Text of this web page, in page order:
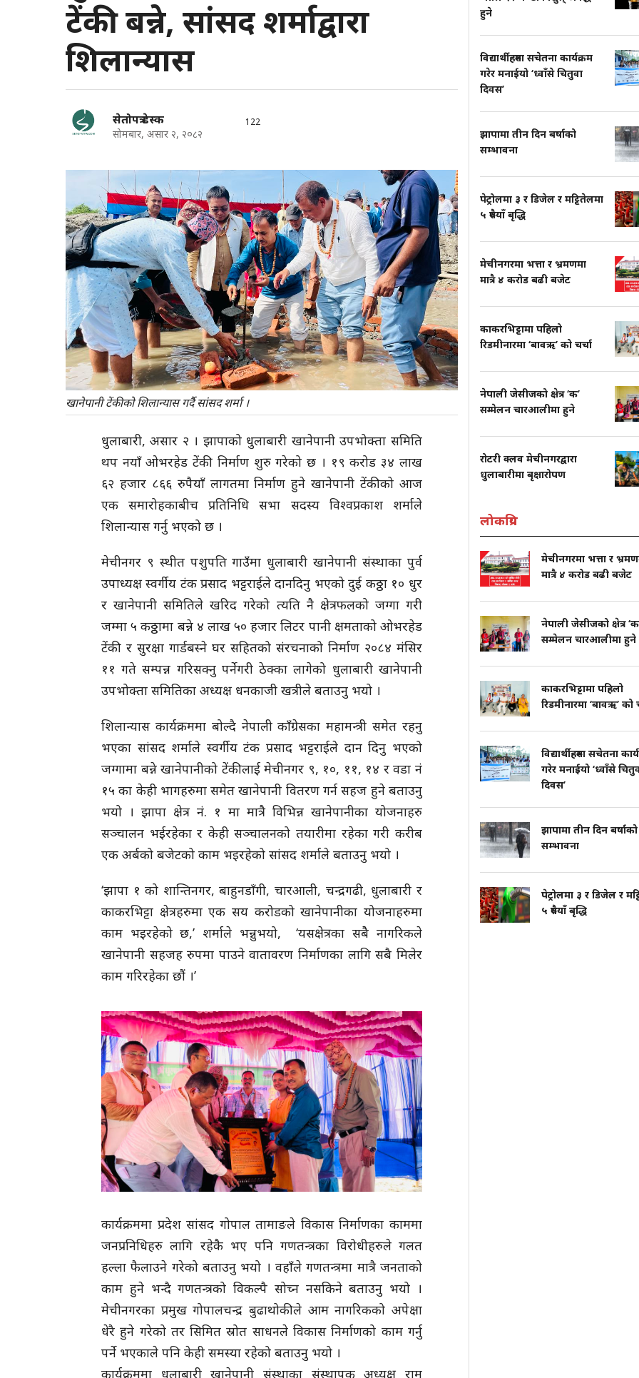
टेंकी बन्ने, सांसद शर्माद्वारा
शिलान्यास
सेतोपत्र डेस्क
सोमबार, असार २, २०८२
122
खानेपानी टेंकीको शिलान्यास गर्दै सांसद शर्मा ।
धुलाबारी, असार २ । झापाको धुलाबारी खानेपानी उपभोक्ता समिति
थप नयाँ ओभरहेड टेंकी निर्माण शुरु गरेको छ । १९ करोड ३४ लाख
६२ हजार ८६६ रुपैयाँ लागतमा निर्माण हुने खानेपानी टेंकीको आज
एक समारोहकाबीच प्रतिनिधि सभा सदस्य विश्वप्रकाश शर्माले
शिलान्यास गर्नु भएको छ ।
मेचीनगर ९ स्थीत पशुपति गाउँमा धुलाबारी खानेपानी संस्थाका पुर्व
उपाध्यक्ष स्वर्गीय टंक प्रसाद भट्टराईले दानदिनु भएको दुई कठ्ठा १० धुर
र खानेपानी समितिले खरिद गरेको त्यति नै क्षेत्रफलको जग्गा गरी
जम्मा ५ कठ्ठामा बन्ने ४ लाख ५० हजार लिटर पानी क्षमताको ओभरहेड
टेंकी र सुरक्षा गार्डबस्ने घर सहितको संरचनाको निर्माण २०८४ मंसिर
११ गते सम्पन्न गरिसक्नु पर्नेगरी ठेक्का लागेको धुलाबारी खानेपानी
उपभोक्ता समितिका अध्यक्ष धनकाजी खत्रीले बताउनु भयो ।
शिलान्यास कार्यक्रममा बोल्दै नेपाली काँग्रेसका महामन्त्री समेत रहनु
भएका सांसद शर्माले स्वर्गीय टंक प्रसाद भट्टराईले दान दिनु भएको
जग्गामा बन्ने खानेपानीको टेंकीलाई मेचीनगर ९, १०, ११, १४ र वडा नं
१५ का केही भागहरुमा समेत खानेपानी वितरण गर्न सहज हुने बताउनु
भयो । झापा क्षेत्र नं. १ मा मात्रै विभिन्न खानेपानीका योजनाहरु
सञ्चालन भईरहेका र केही सञ्चालनको तयारीमा रहेका गरी करीब
एक अर्बको बजेटको काम भइरहेको सांसद शर्माले बताउनु भयो ।
‘झापा १ को शान्तिनगर, बाहुनडाँगी, चारआली, चन्द्रगढी, धुलाबारी र
काकरभिट्टा क्षेत्रहरुमा एक सय करोडको खानेपानीका योजनाहरुमा
काम भइरहेको छ,’ शर्माले भन्नुभयो, ‘यसक्षेत्रका सबैे नागरिकले
खानेपानी सहजह रुपमा पाउने वातावरण निर्माणका लागि सबै मिलेर
काम गरिरहेका छौं ।’
कार्यक्रममा प्रदेश सांसद गोपाल तामाङले विकास निर्माणका काममा
जनप्रनिधिहरु लागि रहेकै भए पनि गणतन्त्रका विरोधीहरुले गलत
हल्ला फैलाउने गरेको बताउनु भयो । वहाँले गणतन्त्रमा मात्रै जनताको
काम हुने भन्दै गणतन्त्रको विकल्पै सोच्न नसकिने बताउनु भयो ।
मेचीनगरका प्रमुख गोपालचन्द्र बुढाथोकीले आम नागरिकको अपेक्षा
धेरै हुने गरेको तर सिमित स्रोत साधनले विकास निर्माणको काम गर्नु
पर्ने भएकाले पनि केही समस्या रहेको बताउनु भयो ।
कार्यक्रममा धुलाबारी खानेपानी संस्थाका संस्थापक अध्यक्ष राम
हुने
विद्यार्थीहरुमा सचेतना कार्यक्रम
गरेर मनाईयो ‘ध्वाँसे चितुवा
दिवस’
झापामा तीन दिन बर्षाको
सम्भावना
पेट्रोलमा ३ र डिजेल र मट्टितेलमा
५ रुपैयाँ बृद्धि
मेचीनगरमा भत्ता र भ्रमणमा
मात्रै ४ करोड बढी बजेट
काकरभिट्टामा पहिलो
रिडमीनारमा ‘बावऋ’ को चर्चा
नेपाली जेसीजको क्षेत्र ‘क’
सम्मेलन चारआलीमा हुने
रोटरी क्लव मेचीनगरद्वारा
धुलाबारीमा बृक्षारोपण
लोकप्रिय
मेचीनगरमा भत्ता र
मात्रै ४ करोड बढी बजेट
नेपाली जेसीजको क्षेत्र
सम्मेलन चारआलीमा हुने
काकरभिट्टामा पहिलो
रिडमीनारमा ‘बावऋ’ को
विद्यार्थीहरुमा सचेतना
गरेर मनाईयो ‘ध्वाँसे
दिवस’
झापामा तीन दिन बर्षाको
सम्भावना
पेट्रोलमा ३ र डिजेल र
५ रुपैयाँ बृद्धि